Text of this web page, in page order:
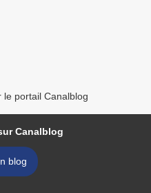
le portail Canalblog
Canalblog
blog